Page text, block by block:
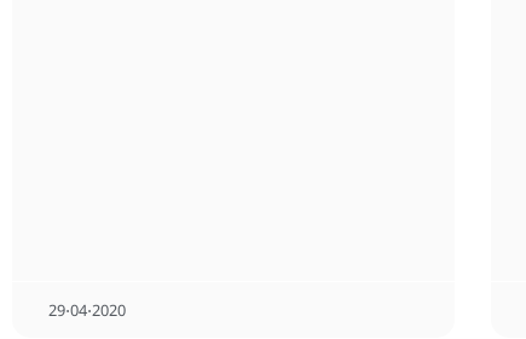
29⋅04⋅2020